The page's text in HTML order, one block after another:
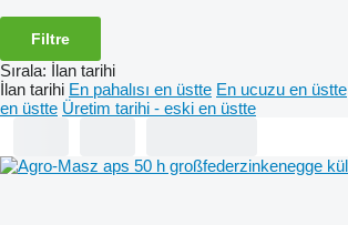
Filtre
Sırala: İlan tarihi
İlan tarihi En pahalısı en üstte En ucuzu en üstte
en üstte Üretim tarihi - eski en üstte